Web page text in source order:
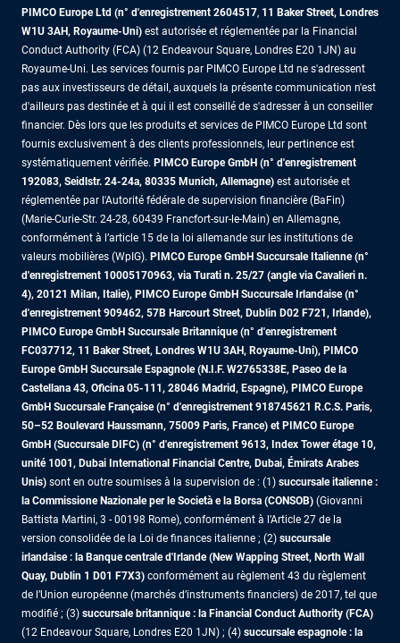
PIMCO Europe Ltd (n° d'enregistrement 2604517, 11 Baker Street, Londres
W1U 3AH, Royaume-Uni) est autorisée et réglementée par la Financial
Conduct Authority (FCA) (12 Endeavour Square, Londres E20 1JN) au
Royaume-Uni. Les services fournis par PIMCO Europe Ltd ne s'adressent
pas aux investisseurs de détail, auxquels la présente communication n'est
d'ailleurs pas destinée et à qui il est conseillé de s'adresser à un conseiller
financier. Dès lors que les produits et services de PIMCO Europe Ltd sont
fournis exclusivement à des clients professionnels, leur pertinence est
systématiquement vérifiée. PIMCO Europe GmbH (n° d'enregistrement
192083, Seidlstr. 24-24a, 80335 Munich, Allemagne) est autorisée et
réglementée par l'Autorité fédérale de supervision financière (BaFin)
(Marie-Curie-Str. 24-28, 60439 Francfort-sur-le-Main) en Allemagne,
conformément à l’article 15 de la loi allemande sur les institutions de
valeurs mobilières (WpIG). PIMCO Europe GmbH Succursale Italienne (n°
d'enregistrement 10005170963, via Turati n. 25/27 (angle via Cavalieri n.
4), 20121 Milan, Italie), PIMCO Europe GmbH Succursale Irlandaise (n°
d'enregistrement 909462, 57B Harcourt Street, Dublin D02 F721, Irlande),
PIMCO Europe GmbH Succursale Britannique (n° d'enregistrement
FC037712, 11 Baker Street, Londres W1U 3AH, Royaume-Uni), PIMCO
Europe GmbH Succursale Espagnole (N.I.F. W2765338E, Paseo de la
Castellana 43, Oficina 05-111, 28046 Madrid, Espagne), PIMCO Europe
GmbH Succursale Française (n° d'enregistrement 918745621 R.C.S. Paris,
50–52 Boulevard Haussmann, 75009 Paris, France) et PIMCO Europe
GmbH (Succursale DIFC) (n° d'enregistrement 9613, Index Tower étage 10,
unité 1001, Dubai International Financial Centre, Dubai, Émirats Arabes
Unis) sont en outre soumises à la supervision de : (1) succursale italienne :
la Commissione Nazionale per le Società e la Borsa (CONSOB) (Giovanni
Battista Martini, 3 - 00198 Rome), conformément à l’Article 27 de la
version consolidée de la Loi de finances italienne ; (2) succursale
irlandaise : la Banque centrale d'Irlande (New Wapping Street, North Wall
Quay, Dublin 1 D01 F7X3) conformément au règlement 43 du règlement
de l’Union européenne (marchés d’instruments financiers) de 2017, tel que
modifié ; (3) succursale britannique : la Financial Conduct Authority (FCA)
(12 Endeavour Square, Londres E20 1JN) ; (4) succursale espagnole : la